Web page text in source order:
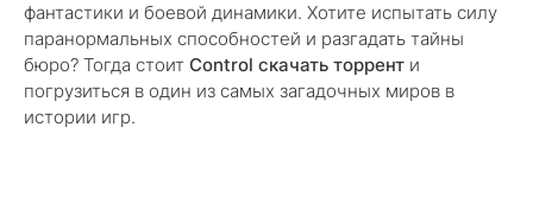
фантастики и боевой динамики. Хотите испытать силу
паранормальных способностей и разгадать тайны
бюро? Тогда стоит Control скачать торрент и
погрузиться в один из самых загадочных миров в
истории игр.